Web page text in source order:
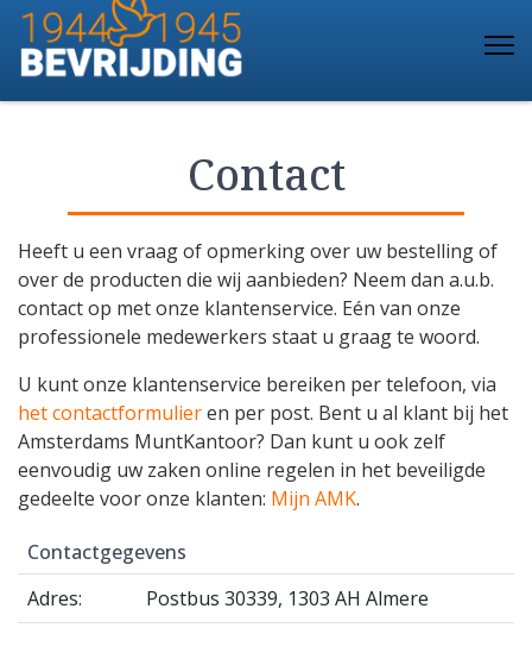
Contact
Heeft u een vraag of opmerking over uw bestelling of
over de producten die wij aanbieden? Neem dan a.u.b.
contact op met onze klantenservice. Eén van onze
professionele medewerkers staat u graag te woord.
U kunt onze klantenservice bereiken per telefoon, via
het contactformulieren per post. Bent u al klant bij het
Amsterdams MuntKantoor? Dan kunt u ook zelf
eenvoudig uw zaken online regelen in het beveiligde
gedeelte voor onze klanten: Mijn AMK.
Contactgegevens
Adres:
Postbus 30339, 1303 AH Almere